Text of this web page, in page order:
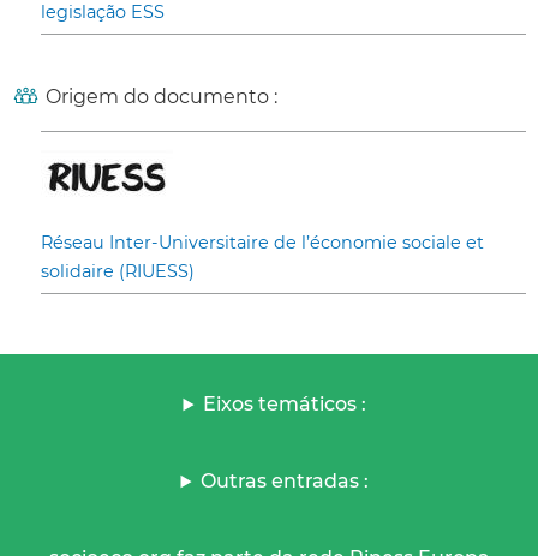
legislação ESS
Origem do documento :
Réseau Inter-Universitaire de l’économie sociale et
solidaire (RIUESS)
Eixos temáticos :
Outras entradas :